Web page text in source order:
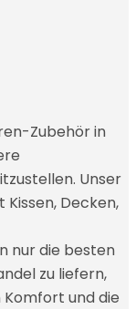
Zubehör in
Unser
Decken,
nur die besten
zu liefern,
und die